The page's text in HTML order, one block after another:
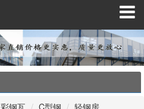
彩钢瓦 C型钢
轻钢房